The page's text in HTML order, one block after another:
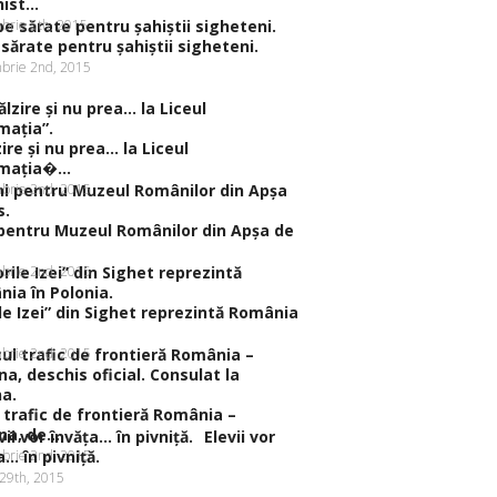
5th, 2015
sărate pentru şahiştii sigheteni.
2nd, 2015
şi nu prea… la Liceul
2nd, 2015
Muzeul Românilor din Apşa de
2nd, 2015
Izei” din Sighet reprezintă România
2nd, 2015
trafic de frontieră România –
de...
2nd, 2015
Elevii vor
în pivniţă.
2015